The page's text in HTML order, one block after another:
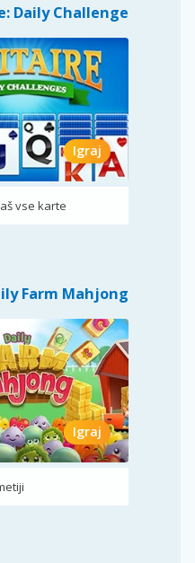
Daily Challenge
Igraj
vse karte
Farm Mahjong
Igraj